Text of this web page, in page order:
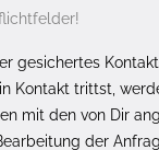
gesichertes
Kontakt trittst,
mit den von Dir
der